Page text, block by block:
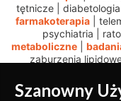
Szanowny
tętnicze| diabetologia
farmakoterapia
psychiatria
metaboliczne|
zaburzenia